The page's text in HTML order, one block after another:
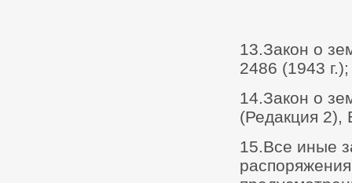
13.Закон о
2486 (1943 г.);
14.Закон о
(Редакция 2),
15.Все иные